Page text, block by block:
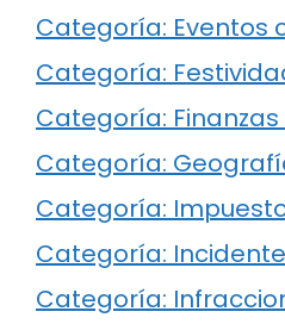
Categoría: Eventos
Categoría:
Categoría:
Categoría:
Categoría:
Categoría:
Categoría: